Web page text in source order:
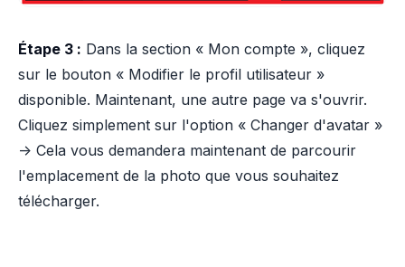
Étape 3 : Dans la section « Mon compte », cliquez
sur le bouton « Modifier le profil utilisateur »
disponible. Maintenant, une autre page va s'ouvrir.
Cliquez simplement sur l'option « Changer d'avatar »
-> Cela vous demandera maintenant de parcourir
l'emplacement de la photo que vous souhaitez
télécharger.